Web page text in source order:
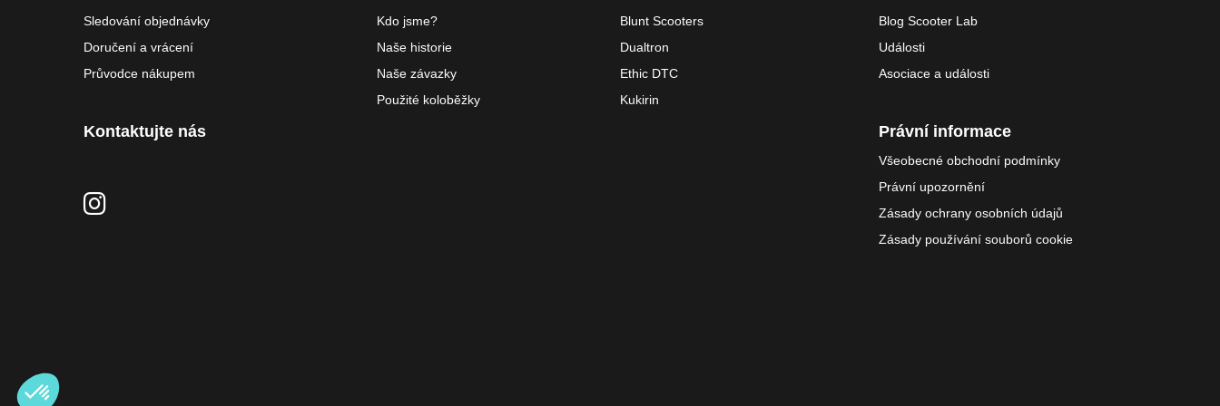
Sledování objednávky
Doručení a vrácení
Průvodce nákupem
Kontaktujte nás
Kdo jsme?
Naše historie
Naše závazky
Použité koloběžky
Blunt Scooters
Dualtron
Ethic DTC
Kukirin
Blog Scooter Lab
Události
Asociace a události
Právní informace
Všeobecné obchodní podmínky
Právní upozornění
Zásady ochrany osobních údajů
Zásady používání souborů cookie